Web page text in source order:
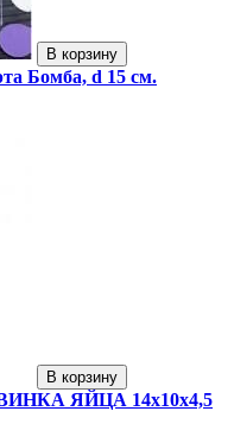
В корзину
Бомба, d 15 см.
В корзину
ЯЙЦА 14х10х4,5